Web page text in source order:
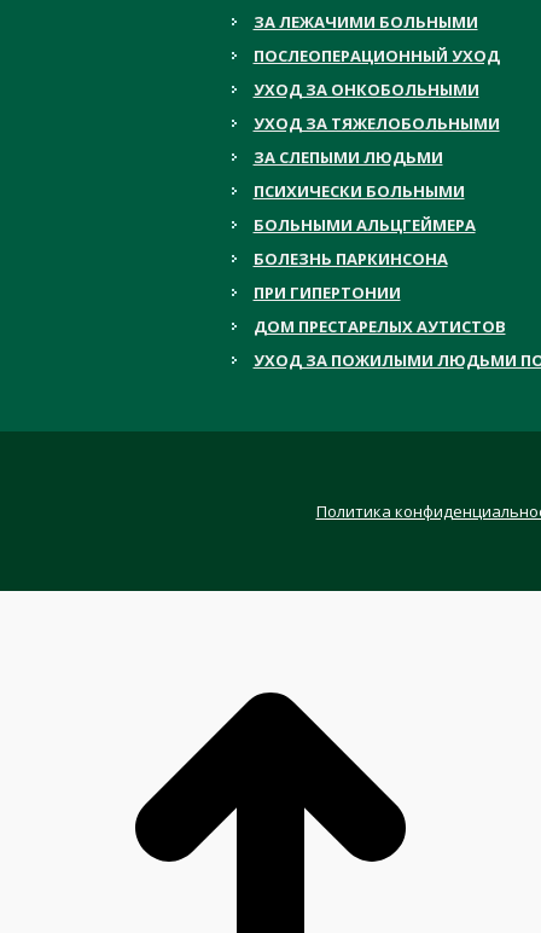
ЗА ЛЕЖАЧИМИ БОЛЬНЫМИ
ПОСЛЕОПЕРАЦИОННЫЙ УХОД
УХОД ЗА ОНКОБОЛЬНЫМИ
УХОД ЗА ТЯЖЕЛОБОЛЬНЫМИ
ЗА СЛЕПЫМИ ЛЮДЬМИ
ПСИХИЧЕСКИ БОЛЬНЫМИ
БОЛЬНЫМИ АЛЬЦГЕЙМЕРА
БОЛЕЗНЬ ПАРКИНСОНА
ПРИ ГИПЕРТОНИИ
ДОМ ПРЕСТАРЕЛЫХ АУТИСТОВ
УХОД ЗА ПОЖИЛЫМИ ЛЮДЬМИ
Политика